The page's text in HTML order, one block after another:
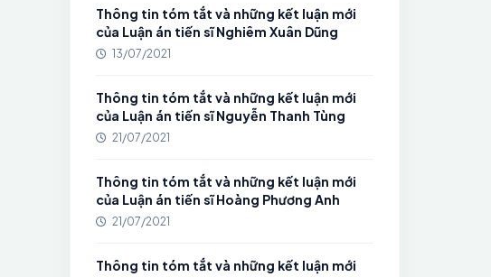
Thông tin tóm tắt và những kết luận mới
của Luận án tiến sĩ Nghiêm Xuân Dũng
13/07/2021
Thông tin tóm tắt và những kết luận mới
của Luận án tiến sĩ Nguyễn Thanh Tùng
21/07/2021
Thông tin tóm tắt và những kết luận mới
của Luận án tiến sĩ Hoàng Phương Anh
21/07/2021
Thông tin tóm tắt và những kết luận mới